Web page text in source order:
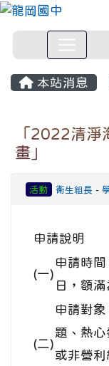
本站消息
「2022清淨
畫」
活動 衛生組長 -
申請說明
(一)
申請時
日，額滿
(二)
申請對
題、熱
或非營